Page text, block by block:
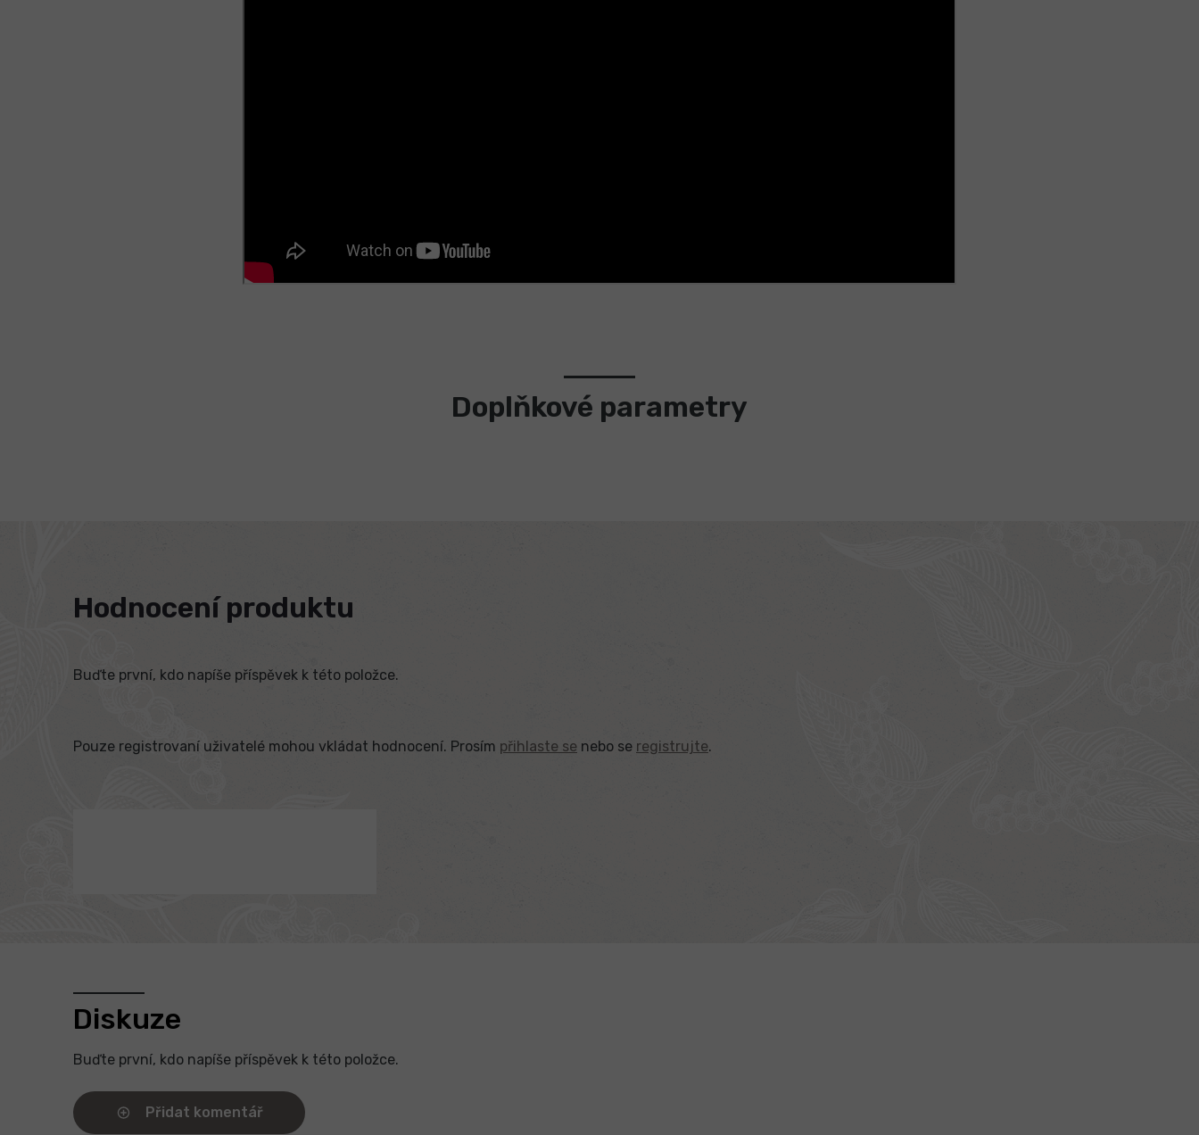
Doplňkové parametry
Hodnocení produktu
Buďte první, kdo napíše příspěvek k této položce.
Pouze registrovaní uživatelé mohou vkládat hodnocení. Prosím přihlaste se nebo se registrujte.
Diskuze
Buďte první, kdo napíše příspěvek k této položce.
Přidat komentář